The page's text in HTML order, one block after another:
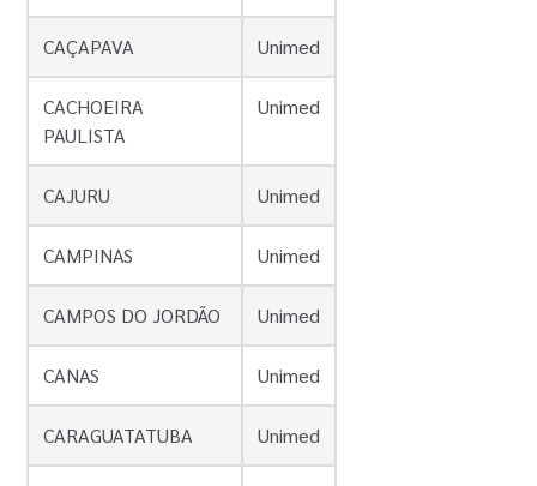
CAÇAPAVA Unimed
CACHOEIRA
PAULISTA
Unimed
CAJURU Unimed
CAMPINAS Unimed
CAMPOS DO JORDÃO Unimed
CANAS Unimed
CARAGUATATUBA Unimed